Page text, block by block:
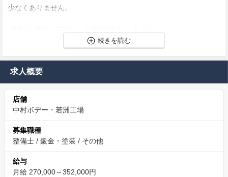
少なくありません。
【完全週休2日制（土日祝休み）】で、オンオフくっ
週末は毎週必ずお休みです。友人との予定を合わせたり、家族と
の時間をゆっくり過ごしたり。
集中して取り組むことができます。
【給与】未経験でも月給27万円以上スタート
新しいキャリアをスタートするあなたの経済的な不安を解消する
安定した収入基盤の上で、安心して仕事と学習に取り組んでくだ
求人概要
店舗
中村ボデー・若洲工場
募集職種
整備士 / 鈑金・塗装 / その他
給与
月給 270,000～352,000円